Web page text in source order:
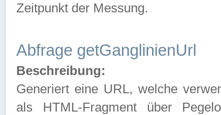
Zeitpunkt der Messung.
Abfrage getGanglinienUrl
Beschreibung:
Generiert eine URL, welche
als HTML-Fragment über